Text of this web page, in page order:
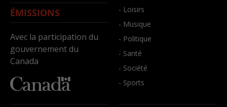
ÉMISSIONS
Avec la participation du
gouvernement du
Canada
- Loisirs
- Musique
- Politique
- Santé
- Société
- Sports